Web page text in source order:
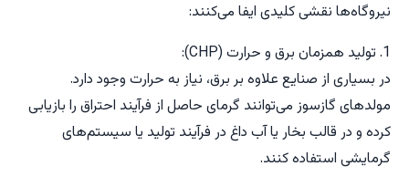
نیروگاه‌ها نقشی کلیدی ایفا می‌کنند:
1. تولید همزمان برق و حرارت (CHP):
در بسیاری از صنایع علاوه بر برق، نیاز به حرارت وجود دارد.
مولدهای گازسوز می‌توانند گرمای حاصل از فرآیند احتراق را بازیابی
کرده و در قالب بخار یا آب داغ در فرآیند تولید یا سیستم‌های
گرمایشی استفاده کنند.